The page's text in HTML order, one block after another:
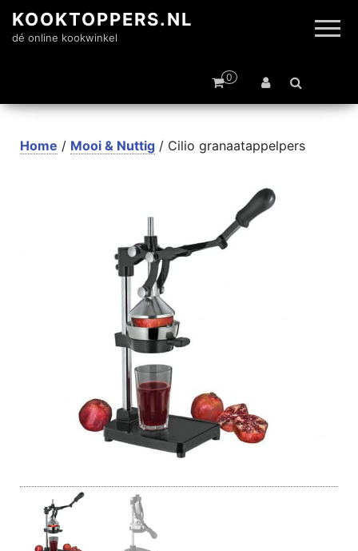
KOOKTOPPERS.NL
dé online kookwinkel
0
Home / Mooi & Nuttig / Cilio granaatappelpers